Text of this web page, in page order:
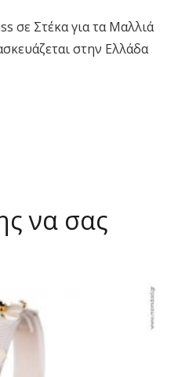
σε Στέκα για τα Μαλλιά
στην Ελλάδα
να σας